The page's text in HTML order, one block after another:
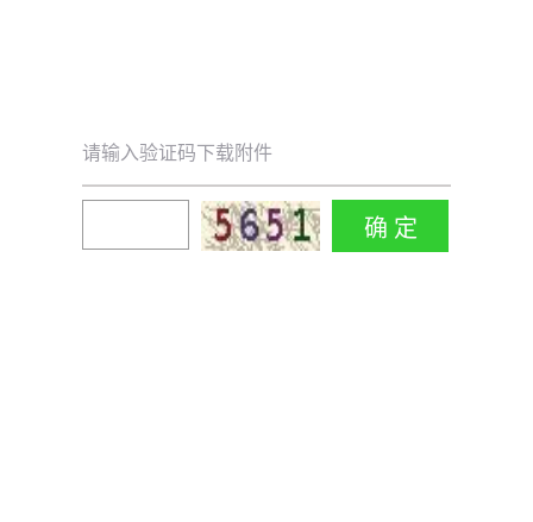
请输入验证码下载附件